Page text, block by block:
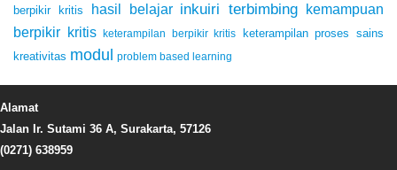
berpikir kritis hasil belajar inkuiri terbimbing kemampuan
berpikir kritis
keterampilan berpikir kritis
keterampilan proses sains
kreativitas modul problem based learning
Alamat
Jalan Ir. Sutami 36 A, Surakarta, 57126
(0271) 638959